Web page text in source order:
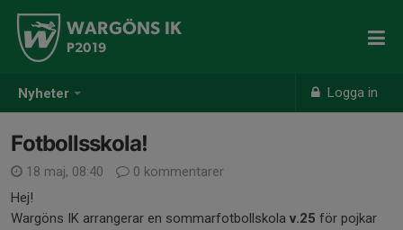
Nyheter Logga in
WARGÖNS IK
P2019
Fotbollsskola!
18 maj, 08:40
0 kommentarer
Hej!
Wargöns IK arrangerar en sommarfotbollskola v.25 för pojkar